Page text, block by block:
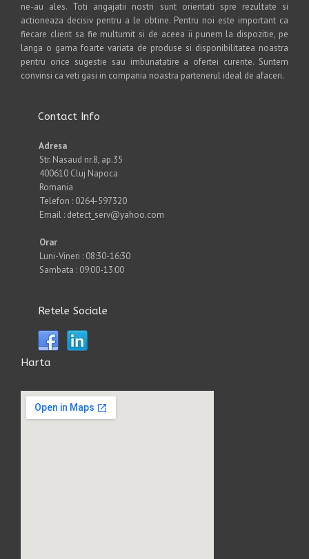
ne-au ales. Toti angajatii nostri sunt orientati spre rezultate si
actioneaza decisiv pentru a le obtine. Pentru noi este important ca
fiecare client sa fie multumit si de aceea ii punem la dispozitie, pe
langa o gama foarte variata de produse si disponibilitatea noastra
pentru orice sugestie sau imbunatatire a ofertei curente. Suntem
convinsi ca veti gasi in compania noastra partenerul ideal de afaceri.
Contact Info
Adresa
Str. Nasaud nr.8, ap.35
400610 Cluj Napoca
Romania
Telefon : 0264-597320
Email : detect_serv@yahoo.com
Orar
Luni-Vineri : 08:30-16:30
Sambata : 09:00-13:00
Retele Sociale
Harta